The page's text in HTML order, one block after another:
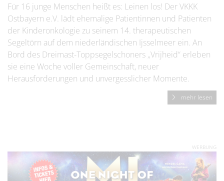
Für 16 junge Menschen heißt es: Leinen los! Der VKKK
Ostbayern e.V. lädt ehemalige Patientinnen und Patienten
der Kinderonkologie zu seinem 14. therapeutischen
Segeltörn auf dem niederländischen Ijsselmeer ein. An
Bord des Dreimast-Toppsegelschoners „Vrijheid“ erleben
sie eine Woche voller Gemeinschaft, neuer
Herausforderungen und unvergesslicher Momente.
mehr lesen
WERBUNG